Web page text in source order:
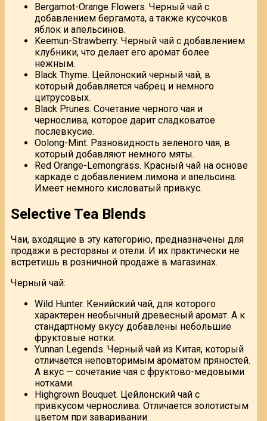
Bergamot-Orange Flowers. Черный чай с
добавлением бергамота, а также кусочков
яблок и апельсинов.
Keemun-Strawberry. Черный чай с добавлением
клубники, что делает его аромат более
нежным.
Black Thyme. Цейлонский черный чай, в
который добавляется чабрец и немного
цитрусовых.
Black Prunes. Сочетание черного чая и
чернослива, которое дарит сладковатое
послевкусие.
Oolong-Mint. Разновидность зеленого чая, в
который добавляют немного мяты.
Red Orange-Lemongrass. Красный чай на основе
каркаде с добавлением лимона и апельсина.
Имеет немного кисловатый привкус.
Selective Tea Blends
Чаи, входящие в эту категорию, предназначены для
продажи в рестораны и отели. И их практически не
встретишь в розничной продаже в магазинах.
Черный чай:
Wild Hunter. Кенийский чай, для которого
характерен необычный древесный аромат. А к
стандартному вкусу добавлены небольшие
фруктовые нотки.
Yunnan Legends. Черный чай из Китая, который
отличается неповторимым ароматом пряностей.
А вкус — сочетание чая с фруктово-медовыми
нотками.
Highgrown Bouquet. Цейлонский чай с
привкусом чернослива. Отличается золотистым
цветом при заваривании.